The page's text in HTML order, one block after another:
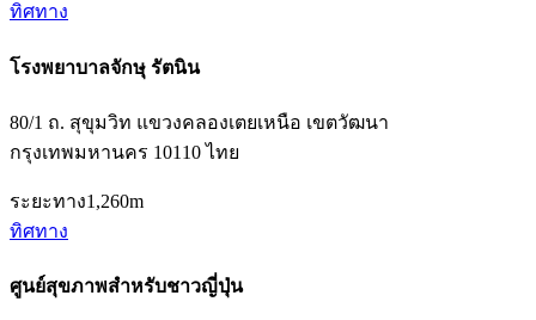
ทิศทาง
โรงพยาบาลจักษุ รัตนิน
80/1 ถ. สุขุมวิท แขวงคลองเตยเหนือ เขตวัฒนา
กรุงเทพมหานคร 10110 ไทย
ระยะทาง1,260m
ทิศทาง
ศูนย์สุขภาพสำหรับชาวญี่ปุ่น